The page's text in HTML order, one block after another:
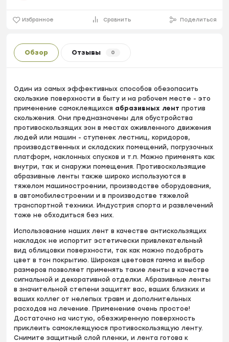
Избранное Сравнить Поделиться
Обзор Отзывы 0
Один из самых эффективных способов обезопасить
скользкие поверхности в быту и на рабочем месте - это
применение самоклеящихся абразивных лентпротив
скольжения. Они предназначены для обустройства
противоскользящих зон в местах оживленного движения
людей или машин - ступенек лестниц, коридоров,
производственных и складских помещений, погрузочных
платформ, наклонных спусков и т.п. Можно применять как
внутри, так и снаружи помещения. Противоскользящие
абразивные ленты также широко используются в
тяжелом машиностроении, производстве оборудования,
в автомобилестроении и в производстве тяжелой
транспортной техники. Индустрия спорта и развлечений
тоже не обходиться без них.
Использование наших лент в качестве антискользящих
накладок не испортит эстетически привлекательный
вид облицовки поверхности, так как можно подобрать
цвет в тон покрытию. Широкая цветовая гамма и выбор
размеров позволяет применять такие ленты в качестве
сигнальной и декоративной отделки. Абразивные ленты
в значительной степени защитят вас, ваших близких и
ваших коллег от нелепых травм и дополнительных
расходов на лечение. Применение очень простое!
Достаточно на чистую, обезжиренную поверхность
приклеить самоклеящуюся противоскользящую ленту.
Снимите защитный слой пленки, и лента готова к